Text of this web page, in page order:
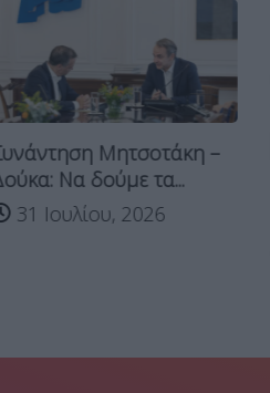
Μητσοτάκη –
Να δούμε τα...
31 Ιουλίου, 2026